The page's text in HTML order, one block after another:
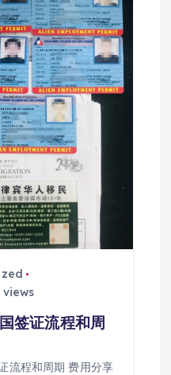
签证流程和周
流程和周期 费用分享